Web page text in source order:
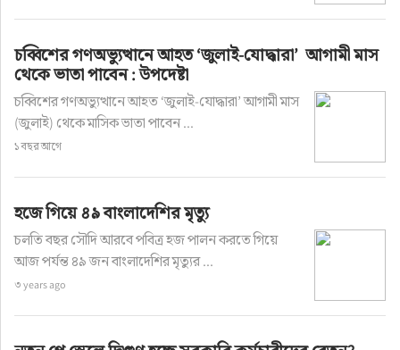
চব্বিশের গণঅভ্যুত্থানে আহত ‘জুলাই-যোদ্ধারা’ আগামী মাস
থেকে ভাতা পাবেন : উপদেষ্টা
চব্বিশের গণঅভ্যুত্থানে আহত ‘জুলাই-যোদ্ধারা’ আগামী মাস
(জুলাই) থেকে মাসিক ভাতা পাবেন ...
১ বছর আগে
হজে গিয়ে ৪৯ বাংলাদেশির মৃত্যু
চলতি বছর সৌদি আরবে পবিত্র হজ পালন করতে গিয়ে
আজ পর্যন্ত ৪৯ জন বাংলাদেশির মৃত্যুর ...
৩ years ago